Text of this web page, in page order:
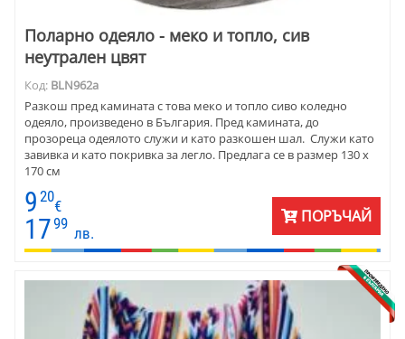
Поларно одеяло - меко и топло, сив
неутрален цвят
Код: BLN962a
Разкош пред камината с това меко и топло сиво коледно
одеяло, произведено в България. Пред камината, до
прозореца одеялото служи и като разкошен шал. Служи като
завивка и като покривка за легло. Предлага се в размер 130 х
170 см
9 20
€
1799
лв.
ПОРЪЧАЙ